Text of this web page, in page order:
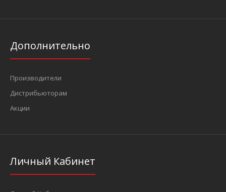
Дополнительно
Производители
Дистрибьюторам
Акции
Личный Кабинет